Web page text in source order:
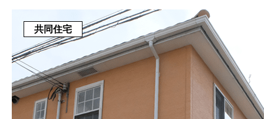
共同住宅